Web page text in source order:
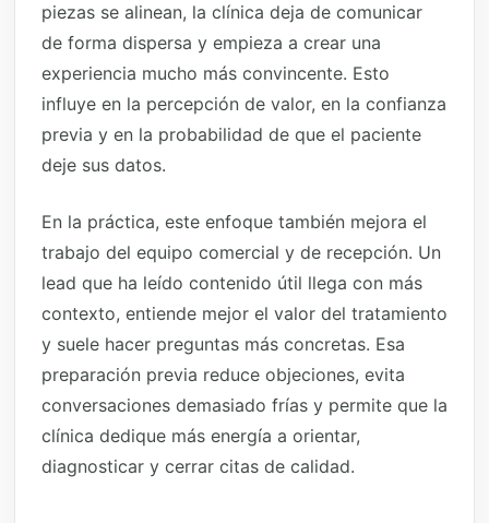
piezas se alinean, la clínica deja de comunicar
de forma dispersa y empieza a crear una
experiencia mucho más convincente. Esto
influye en la percepción de valor, en la confianza
previa y en la probabilidad de que el paciente
deje sus datos.
En la práctica, este enfoque también mejora el
trabajo del equipo comercial y de recepción. Un
lead que ha leído contenido útil llega con más
contexto, entiende mejor el valor del tratamiento
y suele hacer preguntas más concretas. Esa
preparación previa reduce objeciones, evita
conversaciones demasiado frías y permite que la
clínica dedique más energía a orientar,
diagnosticar y cerrar citas de calidad.